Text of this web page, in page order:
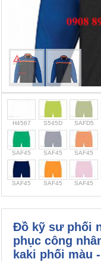
H4567 S545D SAFD5
SAF45 SAF45 SAF45
SAF45 SAF45 SAF45
Đồ kỹ sư phối
phục công
kaki phối màu
Cọc giao thông, rào
Bình chữa cháy, cứu
Chính sách bảo mật